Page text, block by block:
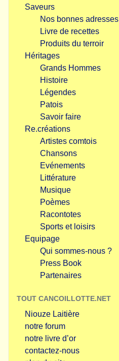
Saveurs
Nos bonnes adresses
Livre de recettes
Produits du terroir
Héritages
Grands Hommes
Histoire
Légendes
Patois
Savoir faire
Re.créations
Artistes comtois
Chansons
Evénements
Littérature
Musique
Poèmes
Racontotes
Sports et loisirs
Equipage
Qui sommes-nous ?
Press Book
Partenaires
TOUT CANCOILLOTTE.NET
Niouze Laitière
notre forum
notre livre d’or
contactez-nous